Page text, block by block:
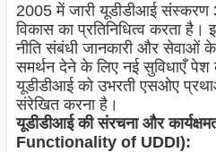
2005 में जारी यूडीडीआई संस्करण
विकास का प्रतिनिधित्व करता है।
नीति संबंधी जानकारी और सेवाओं
समर्थन देने के लिए नई सुविधाएँ
यूडीडीआई को उभरती एसओए
संरेखित करना है।
यूडीडीआई की संरचना और
Functionality of UDDI):